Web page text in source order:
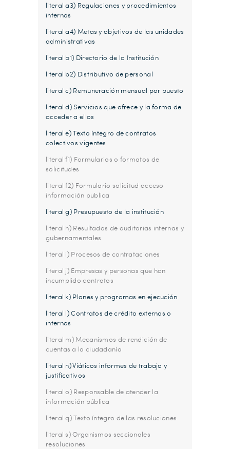
literal a3) Regulaciones y procedimientos
internos
literal a4) Metas y objetivos de las unidades
administrativas
literal b1) Directorio de la Institución
literal b2) Distributivo de personal
literal c) Remuneración mensual por puesto
literal d) Servicios que ofrece y la forma de
acceder a ellos
literal e) Texto íntegro de contratos
colectivos vigentes
literal f1) Formularios o formatos de
solicitudes
literal f2) Formulario solicitud acceso
información publica
literal g) Presupuesto de la institución
literal h) Resultados de auditorias internas y
gubernamentales
literal i) Procesos de contrataciones
literal j) Empresas y personas que han
incumplido contratos
literal k) Planes y programas en ejecución
literal l) Contratos de crédito externos o
internos
literal m) Mecanismos de rendición de
cuentas a la ciudadanía
literal n) Viáticos informes de trabajo y
justificativos
literal o) Responsable de atender la
información pública
literal q) Texto íntegro de las resoluciones
literal s) Organismos seccionales
resoluciones